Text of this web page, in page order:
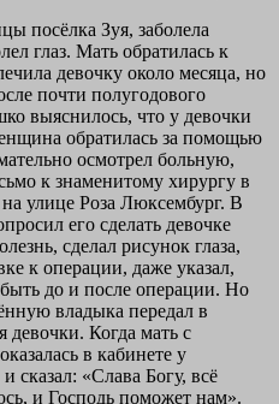
посёлка Зуя, заболела
глаз. Мать обратилась к
девочку около месяца, но
почти полугодового
выяснилось, что у девочки
обратилась за помощью
осмотрел больную,
к знаменитому хирургу в
улице Роза Люксембург. В
его сделать девочке
сделал рисунок глаза,
к операции, даже указал,
до и после операции. Но
владыка передал в
девочки. Когда мать с
в кабинете у
сказал: «Слава Богу, всё
и Господь поможет нам».